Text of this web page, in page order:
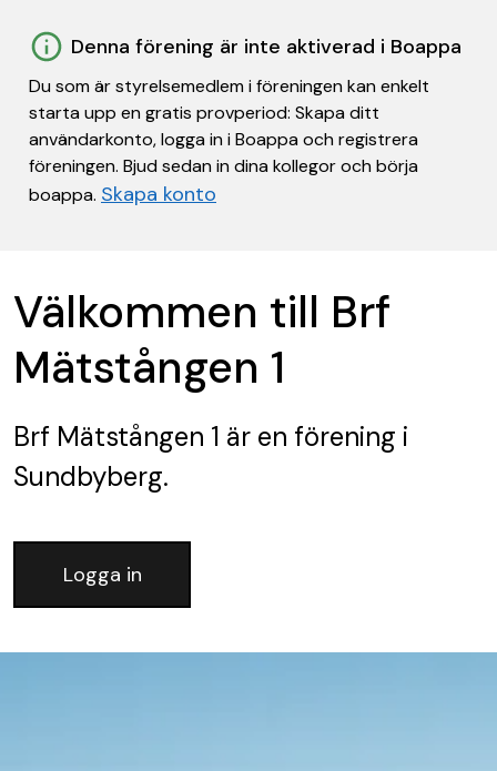
Denna förening är inte aktiverad i Boappa
Du som är styrelsemedlem i föreningen kan enkelt
starta upp en gratis provperiod: Skapa ditt
användarkonto, logga in i Boappa och registrera
föreningen. Bjud sedan in dina kollegor och börja
boappa. Skapa konto
Välkommen till Brf
Mätstången 1
Brf Mätstången 1 är en förening i
Sundbyberg.
Logga in